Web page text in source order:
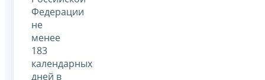
Федерации
не
менее
183
календарных
дней в